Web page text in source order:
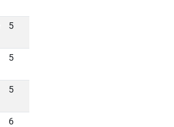
5
5
5
6